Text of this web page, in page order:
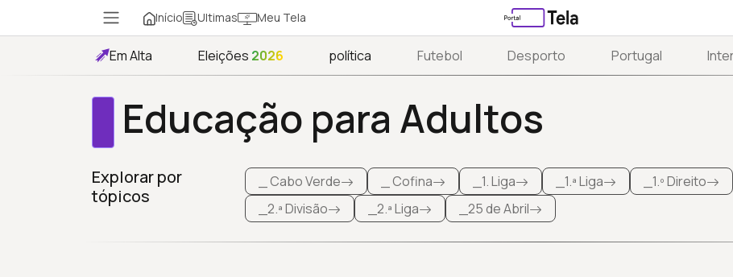
Início Ultimas Meu Tela
Em Alta Eleições 2026 política Futebol Desporto Portugal
Educação para Adultos
Explorar por
tópicos
_ Cabo Verde _ Cofina _1. Liga _1.ª Liga
_1.º Direito
_2.ª Divisão
_2.ª Liga _25 de Abril